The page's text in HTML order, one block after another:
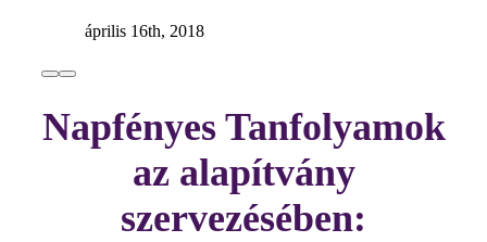
április 16th, 2018
Napfényes Tanfolyamok
az alapítvány
szervezésében: